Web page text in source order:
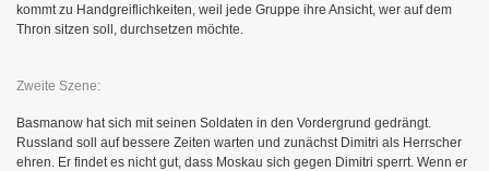
kommt zu Handgreiflichkeiten, weil jede Gruppe ihre Ansicht, wer auf dem
Thron sitzen soll, durchsetzen möchte.
Zweite Szene:
Basmanow hat sich mit seinen Soldaten in den Vordergrund gedrängt.
Russland soll auf bessere Zeiten warten und zunächst Dimitri als Herrscher
ehren. Er findet es nicht gut, dass Moskau sich gegen Dimitri sperrt. Wenn er